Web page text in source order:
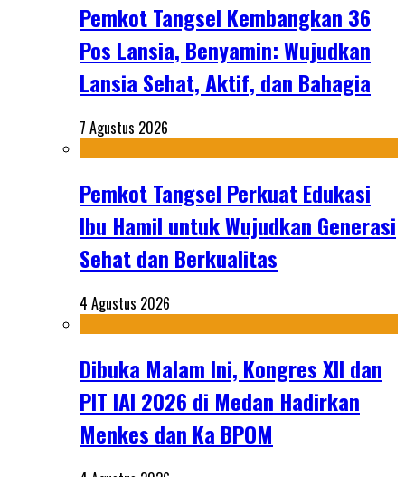
Pemkot Tangsel Kembangkan 36
Pos Lansia, Benyamin: Wujudkan
Lansia Sehat, Aktif, dan Bahagia
7 Agustus 2026
Pemkot Tangsel Perkuat Edukasi
Ibu Hamil untuk Wujudkan Generasi
Sehat dan Berkualitas
4 Agustus 2026
Dibuka Malam Ini, Kongres XII dan
PIT IAI 2026 di Medan Hadirkan
Menkes dan Ka BPOM